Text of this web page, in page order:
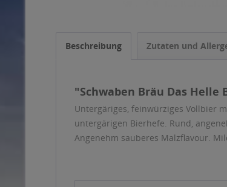
Beschreibung Zutaten und
"Schwaben Bräu Das Helle
Untergäriges, feinwürziges Vollbier
untergärigen Bierhefe. Rund,
Angenehm sauberes Malzflavour.